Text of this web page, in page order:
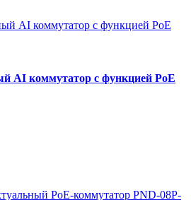
AI коммутатор с функцией PoE